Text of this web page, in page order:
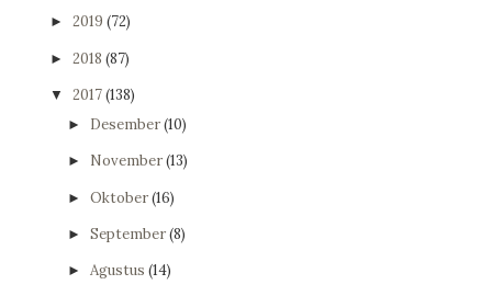
► 2019 (72)
► 2018 (87)
▼ 2017(138)
► Desember(10)
► November(13)
► Oktober(16)
► September(8)
► Agustus (14)